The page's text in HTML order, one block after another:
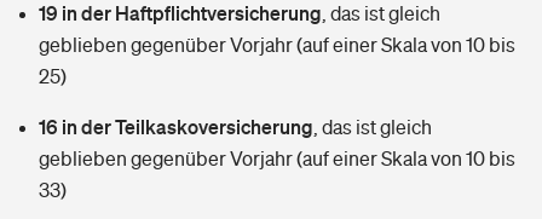
Sie haben Fragen?
Restkreditversicherung
Tools
Reiseversicherung
Hundehalter-Haftpflicht
Tools
Wer versichert was: Jetzt Versicherer finden
19 in der Haftpflichtversicherung das ist gleich
geblieben gegenüber Vorjahr (auf einer Skala von 10 bis
25)
16 in der Teilkaskoversicherung das ist gleich
geblieben gegenüber Vorjahr (auf einer Skala von 10 bis
33)